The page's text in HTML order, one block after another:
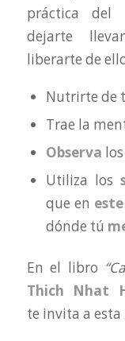
práctica del
dejarte
liberarte de
Nutrirte de
Trae la
Observa
Utiliza los
que en
dónde tú
En el libro
Thich Nhat
te invita a esta